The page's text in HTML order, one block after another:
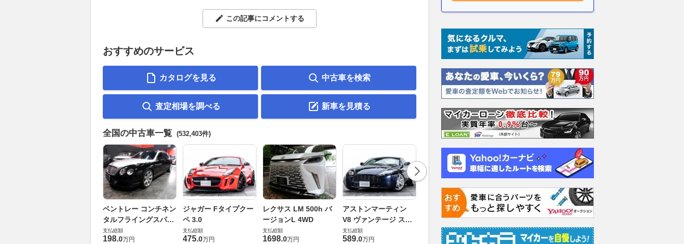
この記事にコメントする
おすすめのサービス
カタログを見る 中古車を検索
査定相場を調べる 新車を見積る
全国の中古車一覧 (532,403件)
ベントレー コンチネン
タルフライングスパー
6.0 4WD
支払総額
198.0万円
ジャガー Fタイプクー
ペ 3.0
支払総額
475.0万円
レクサス LM 500h バ
ージョンL 4WD
支払総額
1698.0万円
アストンマーティン
V8 ヴァンテージ スポ
ーツシフト
支払総額
589.0万円
ロータス エヴォーラ
エヴォーラ
支払総額
0万円
ホンダ NSX 3.0
ロールスロイス ゴース
ト ロールスロイス ゴ
ースト(第1世代 / RR4)
支払総額
905